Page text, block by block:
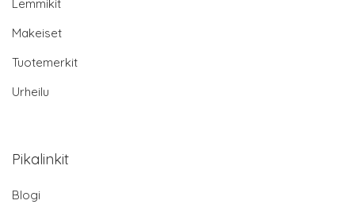
Lemmikit
Makeiset
Tuotemerkit
Urheilu
Pikalinkit
Blogi